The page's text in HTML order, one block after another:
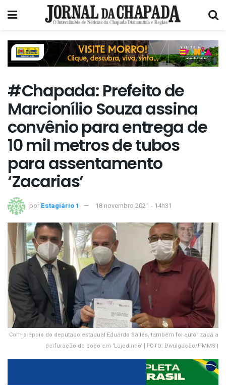
#Chapada: Prefeito de
Marcionílio Souza assina
convênio para entrega de
10 mil metros de tubos
para assentamento
‘Zacarias’
por Estagiário 1 18 novembro 2021 - 14h31
Com o apoio do deputado estadual Eduardo Salles, também foi autorizada a
perfuração do poço em ‘Lajedinho’ | FOTO: Divulgação/PMMS |